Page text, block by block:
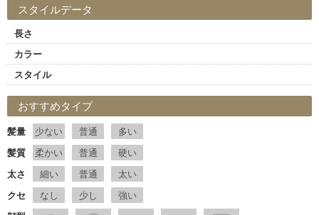
スタイルデータ
長さ
カラー
スタイル
おすすめタイプ
髪量 少ない 普通
多い
髪質
柔かい 普通
硬い
太さ
細い 普通
太い
クセ
なし 少し
強い